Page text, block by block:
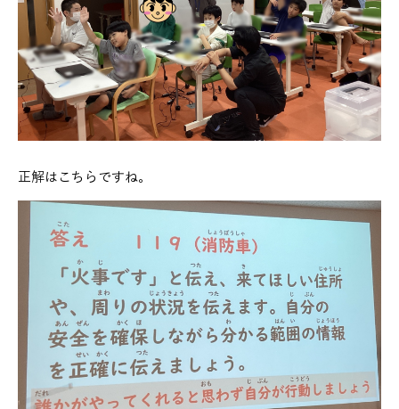
正解はこちらですね。